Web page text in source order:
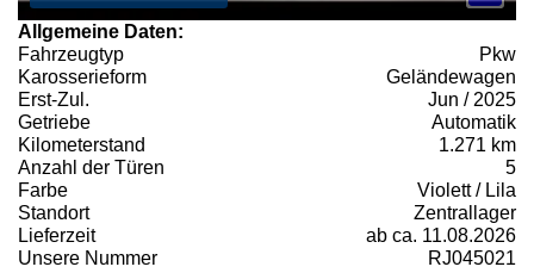
Allgemeine Daten:
Fahrzeugtyp
Pkw
Karosserieform
Geländewagen
Erst-Zul.
Jun / 2025
Getriebe
Automatik
Kilometerstand
1.271 km
Anzahl der Türen
5
Farbe
Violett / Lila
Standort
Zentrallager
Lieferzeit
ab ca. 11.08.2026
Unsere Nummer
RJ045021